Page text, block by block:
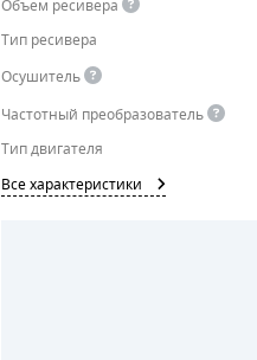
Объем ресивера
Тип ресивера
Осушитель
Частотный преобразователь
Тип двигателя
Все характеристики